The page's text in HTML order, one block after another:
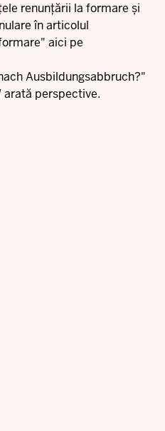
renunțării la formare și
în articolul
" aici pe
Ausbildungsabbruch?"
arată perspective.